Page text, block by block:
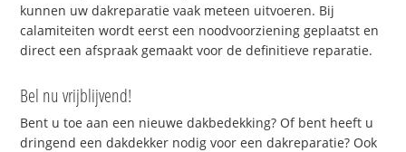
kunnen uw dakreparatie vaak meteen uitvoeren. Bij
calamiteiten wordt eerst een noodvoorziening geplaatst en
direct een afspraak gemaakt voor de definitieve reparatie.
Bel nu vrijblijvend!
Bent u toe aan een nieuwe dakbedekking? Of bent heeft u
dringend een dakdekker nodig voor een dakreparatie? Ook